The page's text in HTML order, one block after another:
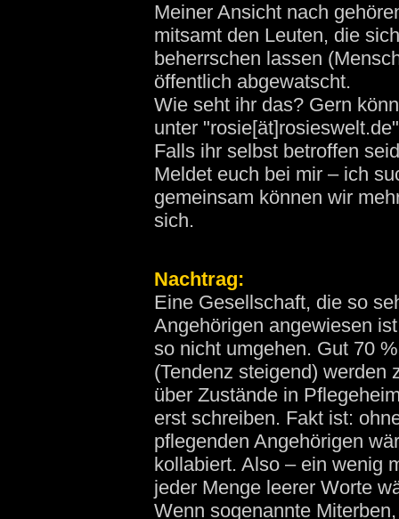
Meiner Ansicht nach
mitsamt den Leuten, die
beherrschen lassen
öffentlich abgewatscht.
Wie seht ihr das? Gern
unter
Falls ihr selbst betroffen
Meldet euch bei mir – ich
gemeinsam können wir
sich.
Nachtrag:
Eine Gesellschaft, die so
Angehörigen angewiesen
so nicht umgehen. Gut 70
(Tendenz steigend) werden
über Zustände in
erst schreiben. Fakt ist:
pflegenden Angehörigen
kollabiert. Also – ein wenig
jeder Menge leerer Worte
Wenn sogenannte